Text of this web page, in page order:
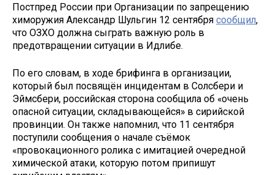
Постпред России при Организации по запрещению
химоружия Александр Шульгин 12 сентября сообщил,
что ОЗХО должна сыграть важную роль в
предотвращении ситуации в Идлибе.
По его словам, в ходе брифинга в организации,
который был посвящён инцидентам в Солсбери и
Эймсбери, российская сторона сообщила об «очень
опасной ситуации, складывающейся» в сирийской
провинции. Он также напомнил, что 11 сентября
поступили сообщения о начале съёмок
«провокационного ролика с имитацией очередной
химической атаки, которую потом припишут